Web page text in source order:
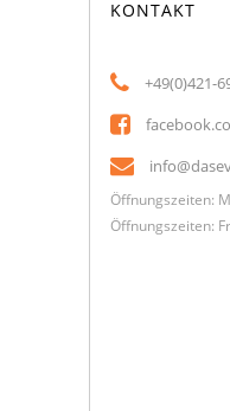
KONTAKT
+49(0)421-
Öffnungszeiten:
Öffnungszeiten: